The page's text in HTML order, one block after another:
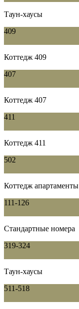
Таун-хаусы
409
Коттедж 409
407
Коттедж 407
411
Коттедж 411
502
Коттедж апартаменты
111-126
Стандартные номера
319-324
Таун-хаусы
511-518